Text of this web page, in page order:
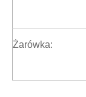
Żarówka: